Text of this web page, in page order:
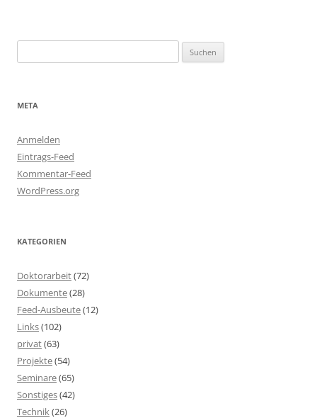
nach:
META
Anmelden
Eintrags-Feed
Kommentar-Feed
WordPress.org
KATEGORIEN
Doktorarbeit(72)
Dokumente(28)
Feed-Ausbeute(12)
Links(102)
privat(63)
Projekte(54)
Seminare(65)
Sonstiges(42)
Technik(26)